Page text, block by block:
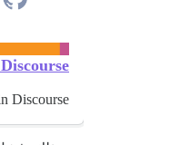
Discourse.